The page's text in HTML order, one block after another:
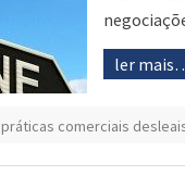
ler
práticas comerciais